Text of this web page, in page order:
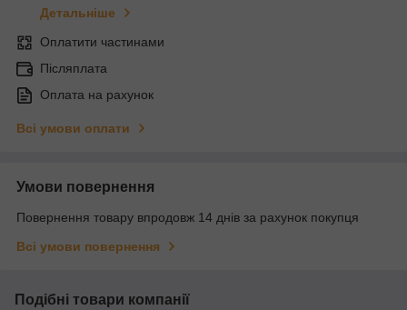
Детальніше
Оплатити частинами
Післяплата
Оплата на рахунок
Всі умови оплати
Умови повернення
Повернення товару впродовж 14 днів за рахунок покупця
Всі умови повернення
Подібні товари компанії